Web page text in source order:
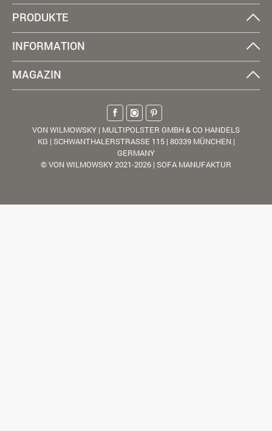
PRODUKTE
INFORMATION
MAGAZIN
VON WILMOWSKY | MULTIPOLSTER GMBH & CO HANDELS
KG | SCHWANTHALERSTRASSE 115 | 80339 MÜNCHEN |
GERMANY
© VON WILMOWSKY 2021-2026 | SOFA MANUFAKTUR